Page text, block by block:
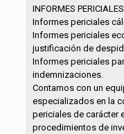
INFORMES
Informes periciales
Informes periciales
justificación de
Informes periciales
indemnizaciones.
Contamos con un
especializados en la
periciales de carácter
procedimientos de